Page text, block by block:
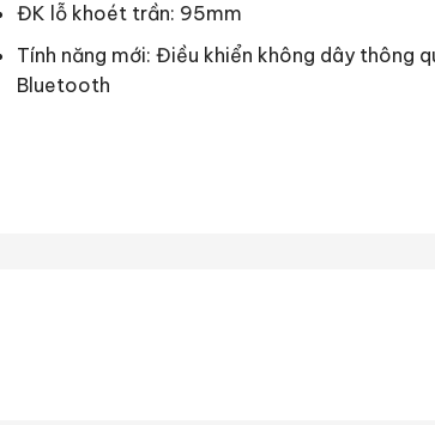
ĐK lỗ khoét trần: 95mm
Tính năng mới: Điều khiển không dây thông
Bluetooth